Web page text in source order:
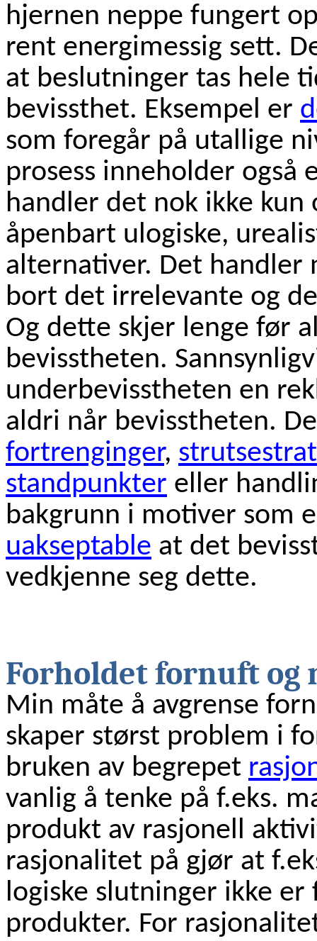
hjernen neppe fungert
rent energimessig sett.
at beslutninger tas hele
bevissthet. Eksempel er
som foregår på utallige
prosess inneholder også
handler det nok ikke kun
åpenbart ulogiske,
alternativer. Det handler
bort det irrelevante og
Og dette skjer lenge før
bevisstheten.
underbevisstheten en
aldri når bevisstheten.
fortrenginger,
standpunkter eller
bakgrunn i motiver som
uakseptable at det
vedkjenne seg dette.
Forholdet fornuft og
Min måte å avgrense
skaper størst problem i
bruken av begrepet
vanlig å tenke på f.eks.
produkt av rasjonell
rasjonalitet på gjør at
logiske slutninger ikke
produkter. For